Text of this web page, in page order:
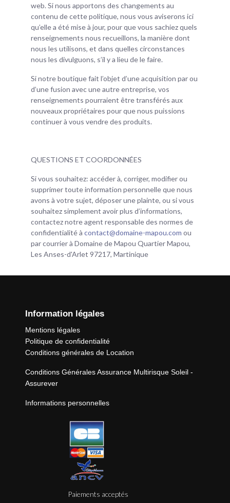
web. Si nous apportons des changements au
contenu de cette politique, nous vous aviserons ici
qu’elle a été mise à jour, pour que vous sachiez quels
renseignements nous recueillons, la manière dont
nous les utilisons, et dans quelles circonstances
nous les divulguons, s’il y a lieu de le faire.
Si notre boutique fait l’objet d’une acquisition par ou
d’une fusion avec une autre entreprise, vos
renseignements pourraient être transférés aux
nouveaux propriétaires pour que nous puissions
continuer à vous vendre des produits.
QUESTIONS ET COORDONNÉES
Si vous souhaitez: accéder à, corriger, modifier ou
supprimer toute information personnelle que nous
avons à votre sujet, déposer une plainte, ou si vous
souhaitez simplement avoir plus d’informations,
contactez notre agent responsable des normes de
confidentialité à contact@domaine-mapou.com ou
par courrier à Domaine de Mapou Quartier Mapou,
Les Anses-d'Arlet 97217, Martinique
Information légales
Mentions légales
Politique de confidentialité
Conditions générales de Location
Conditions Générales Assurance Multirisque Soleil -
Assurever
Informations personnelles
Paiements acceptés